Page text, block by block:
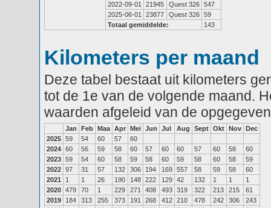
2022-09-01
21945 Quest 326 547
2025-06-01
23877 Quest 326 59
Totaal gemiddelde:
143
Kilometers per maand
Deze tabel bestaat uit kilometers
tot de 1e van de volgende maand.
waarden afgeleid van de
Jan Feb Maa Apr Mei Jun Jul Aug Sept Okt Nov Dec
2025 59 54 60 57
60
2024 60 56 59 58 60 57 60 60 57 60 58
60
2023 59 54 60 58 59 58 60 59 58 60 58
59
2022 97 31 57 132 306 194 169 557 58 59 58
60
2021
1 1 26 190 148 222 129 42 132 1 1
1
2020 479 70 1 229 271 408 493 319 322 213 215
61
2019
184 313 255 373 191 268 412 210 478 242 306
243